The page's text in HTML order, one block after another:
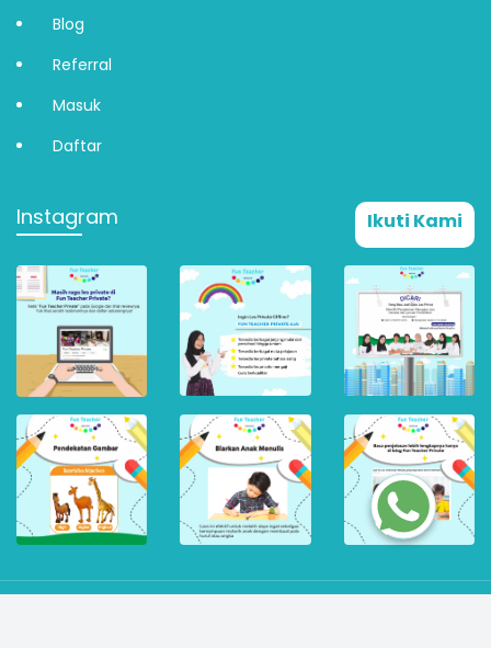
Blog
Referral
Masuk
Daftar
Instagram Ikuti Kami